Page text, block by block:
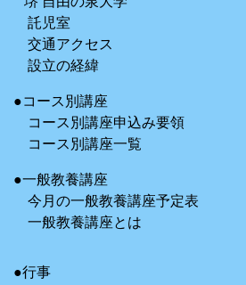
託児室
交通アクセス
設立の経緯
●コース別講座
コース別講座申込み要領
コース別講座一覧
●一般教養講座
今月の一般教養講座予定表
一般教養講座とは
●行事